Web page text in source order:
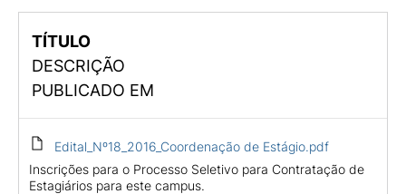
TÍTULO
DESCRIÇÃO
PUBLICADO EM
Edital_Nº18_2016_Coordenação de Estágio.pdf
Inscrições para o Processo Seletivo para Contratação de
Estagiários para este campus.